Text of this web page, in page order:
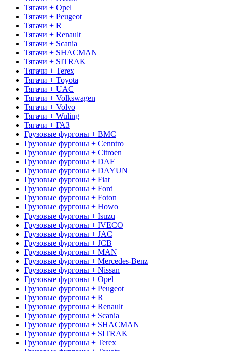
Тягачи + Opel
Тягачи + Peugeot
Тягачи + R
Тягачи + Renault
Тягачи + Scania
Тягачи + SHACMAN
Тягачи + SITRAK
Тягачи + Terex
Тягачи + Toyota
Тягачи + UAC
Тягачи + Volkswagen
Тягачи + Volvo
Тягачи + Wuling
Тягачи + ГАЗ
Грузовые фургоны + BMC
Грузовые фургоны + Cenntro
Грузовые фургоны + Citroen
Грузовые фургоны + DAF
Грузовые фургоны + DAYUN
Грузовые фургоны + Fiat
Грузовые фургоны + Ford
Грузовые фургоны + Foton
Грузовые фургоны + Howo
Грузовые фургоны + Isuzu
Грузовые фургоны + IVECO
Грузовые фургоны + JAC
Грузовые фургоны + JCB
Грузовые фургоны + MAN
Грузовые фургоны + Mercedes-Benz
Грузовые фургоны + Nissan
Грузовые фургоны + Opel
Грузовые фургоны + Peugeot
Грузовые фургоны + R
Грузовые фургоны + Renault
Грузовые фургоны + Scania
Грузовые фургоны + SHACMAN
Грузовые фургоны + SITRAK
Грузовые фургоны + Terex